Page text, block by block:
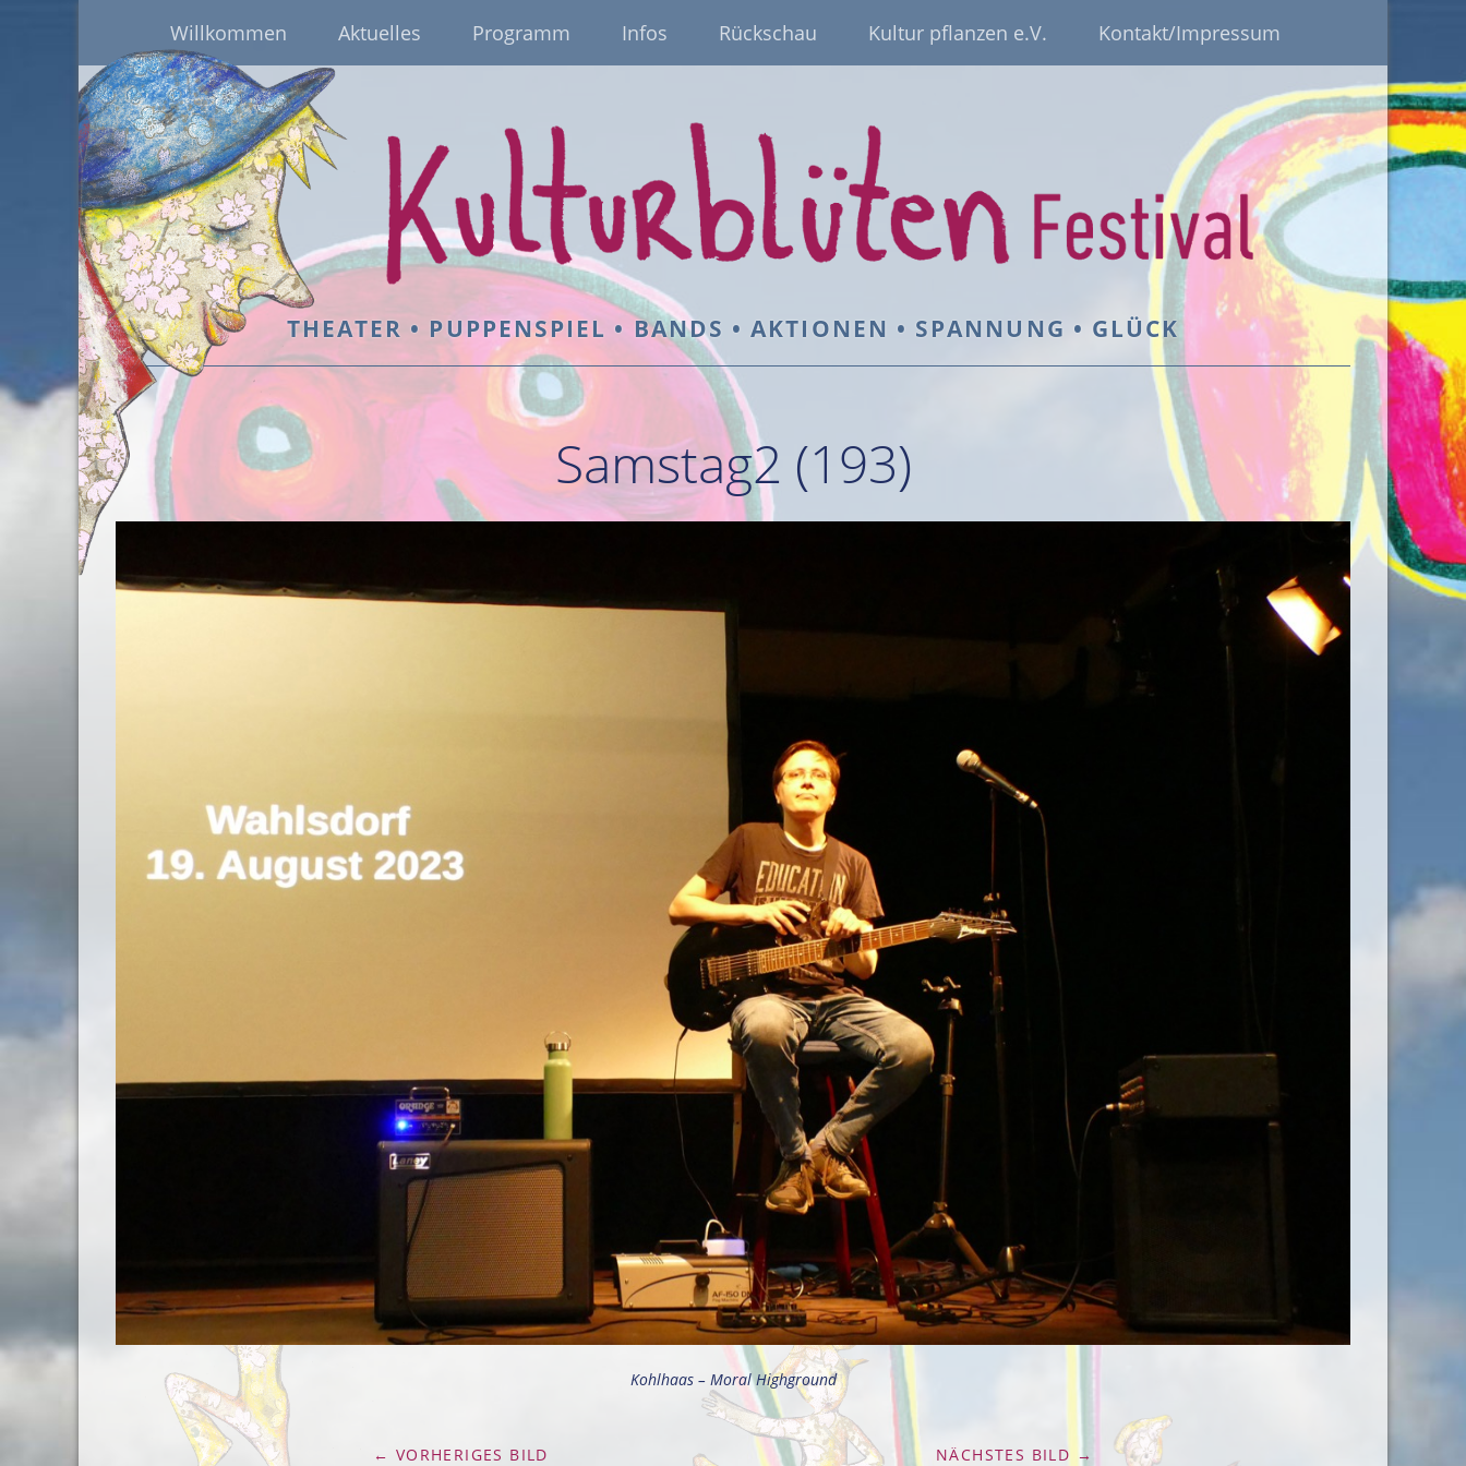
Willkommen Aktuelles Programm Infos Rückschau Kultur pflanzen e.V. Kontakt/Impressum
THEATER • PUPPENSPIEL • BANDS • AKTIONEN • SPANNUNG • GLÜCK
Samstag2 (193)
Kohlhaas – Moral Highground
← VORHERIGES BILD NÄCHSTES BILD →